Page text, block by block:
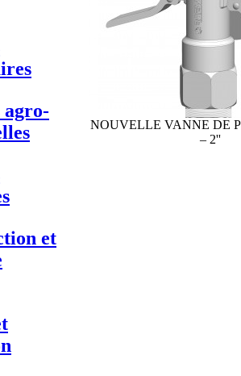
agro-
et
NOUVELLE VANNE DE
– 2''